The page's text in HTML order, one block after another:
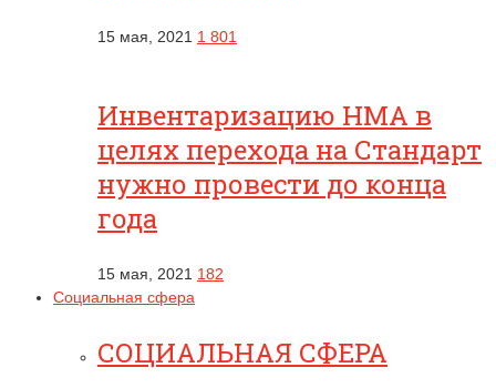
15 мая, 2021 1 801
Инвентаризацию НМА в
целях перехода на Стандарт
нужно провести до конца
года
15 мая, 2021 182
Социальная сфера
СОЦИАЛЬНАЯ СФЕРА